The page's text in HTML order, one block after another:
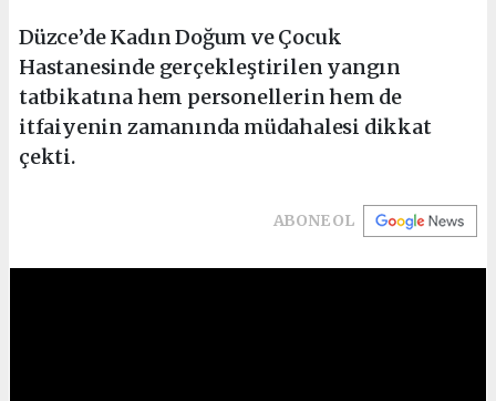
Düzce’de Kadın Doğum ve Çocuk
Hastanesinde gerçekleştirilen yangın
tatbikatına hem personellerin hem de
itfaiyenin zamanında müdahalesi dikkat
çekti.
ABONE OL